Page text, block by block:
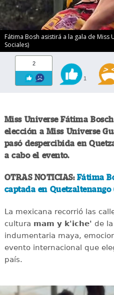
Fátima Bosh asistirá a la gala de Miss
Sociales)
2
1
Miss Universe Fátima
elección a Miss Universe
pasó despercibida en
a cabo el evento.
OTRAS NOTICIAS: Fátima
captada en Quetzaltenango
La mexicana recorrió las
cultura mam y k'iche' de
indumentaria maya,
evento internacional que
país.